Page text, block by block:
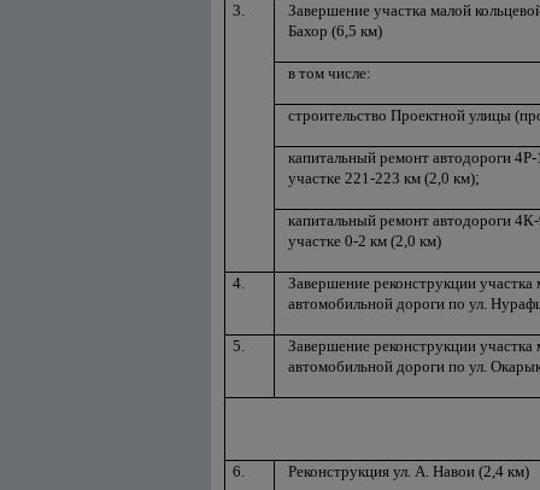
3.
Завершение участка малой
Бахор (6,5 км)
в том числе:
строительство Проектной улицы
капитальный ремонт автодороги
участке 221-223 км (2,0 км);
капитальный ремонт автодороги
участке 0-2 км (2,0 км)
4.
Завершение реконструкции участка
автомобильной дороги по ул.
5.
Завершение реконструкции участка
автомобильной дороги по ул.
6. Реконструкция ул. А. Навои (2,4 км)